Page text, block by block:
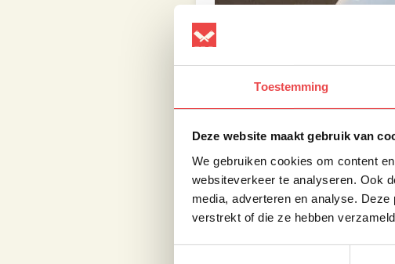
Toestemming
Deze website maakt gebruik van
We gebruiken cookies om content
websiteverkeer te analyseren. Ook
media, adverteren en analyse.
verstrekt of die ze hebben